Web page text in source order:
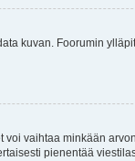
kuvan. Foorumin
vaihtaa minkään
pienentää